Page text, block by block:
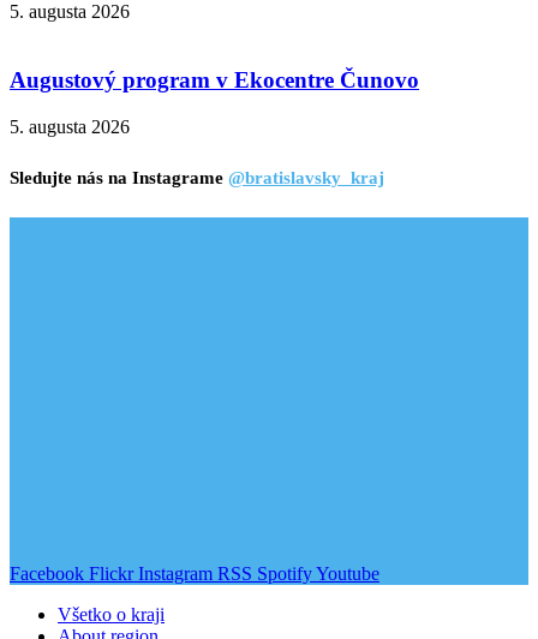
5. augusta 2026
Augustový program v Ekocentre Čunovo
5. augusta 2026
Sledujte nás na Instagrame @bratislavsky_kraj
Facebook Flickr Instagram RSS SpotifyYoutube
Všetko o kraji